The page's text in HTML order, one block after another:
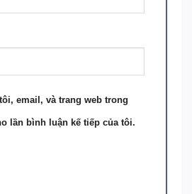
email, và trang web trong
lần bình luận kế tiếp của tôi.